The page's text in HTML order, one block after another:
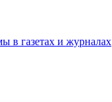
в газетах и журналах